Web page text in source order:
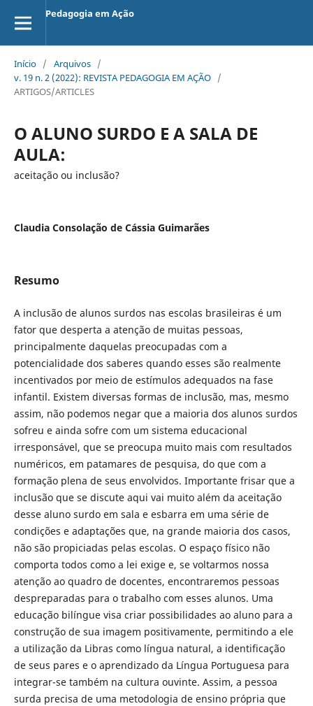
Pedagogia em Ação
Início / Arquivos /
v. 19 n. 2 (2022): REVISTA PEDAGOGIA EM AÇÃO /
ARTIGOS/ARTICLES
O ALUNO SURDO E A SALA DE
AULA:
aceitação ou inclusão?
Claudia Consolação de Cássia Guimarães
Resumo
A inclusão de alunos surdos nas escolas brasileiras é um
fator que desperta a atenção de muitas pessoas,
principalmente daquelas preocupadas com a
potencialidade dos saberes quando esses são realmente
incentivados por meio de estímulos adequados na fase
infantil. Existem diversas formas de inclusão, mas, mesmo
assim, não podemos negar que a maioria dos alunos surdos
sofreu e ainda sofre com um sistema educacional
irresponsável, que se preocupa muito mais com resultados
numéricos, em patamares de pesquisa, do que com a
formação plena de seus envolvidos. Importante frisar que a
inclusão que se discute aqui vai muito além da aceitação
desse aluno surdo em sala e esbarra em uma série de
condições e adaptações que, na grande maioria dos casos,
não são propiciadas pelas escolas. O espaço físico não
comporta todos como a lei exige e, se voltarmos nossa
atenção ao quadro de docentes, encontraremos pessoas
despreparadas para o trabalho com esses alunos. Uma
educação bilíngue visa criar possibilidades ao aluno para a
construção de sua imagem positivamente, permitindo a ele
a utilização da Libras como língua natural, a identificação
de seus pares e o aprendizado da Língua Portuguesa para
integrar-se também na cultura ouvinte. Assim, a pessoa
surda precisa de uma metodologia de ensino própria que